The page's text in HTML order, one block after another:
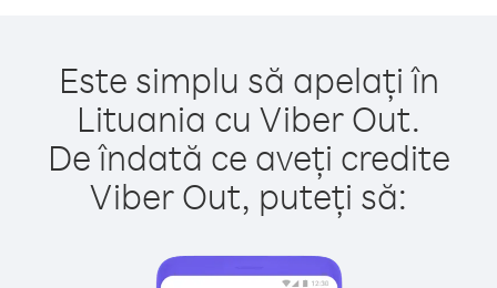
Este simplu să apelați în
Lituania cu Viber Out.
De îndată ce aveți credite
Viber Out, puteți să: